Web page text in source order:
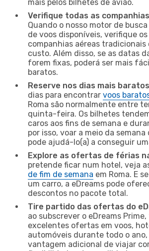
mais pelos bilhetes de avião.
Verifique todas as
Quando o nosso motor de
de voos disponíveis, verifique
companhias aéreas tradicionais
custo. Além disso, se as datas
forem fixas, poderá ser mais
baratos.
Reserve nos dias mais baratos
dias para encontrar voos
Roma são normalmente entre
quinta-feira. Os bilhetes
caros aos fins de semana e
por isso, voar a meio da
pode ajudá-lo(a) a conseguir
Explore as ofertas de férias
pretende ficar num hotel, veja
de fim de semana em Roma. E
um carro, a eDreams pode
descontos no pacote total.
Tire partido das ofertas do
ao subscrever o eDreams
excelentes ofertas em voos,
automóveis durante todo o ano,
vantagem adicional de viajar